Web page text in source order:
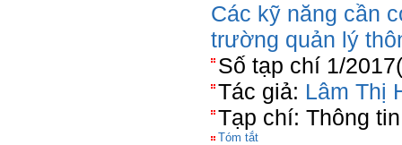
Các kỹ năng cần
trường quản lý
Số tạp chí 1/
Tác giả: Lâm Thị
Tạp chí: Thông
Tóm tắt